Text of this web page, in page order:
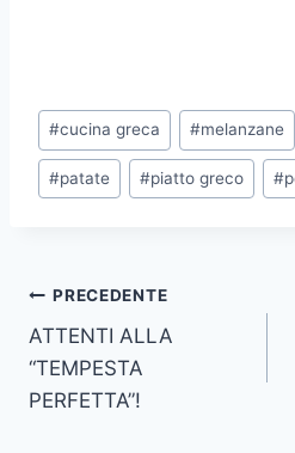
Tag
articolo:
#cucina greca #melanzane
#patate #piatto greco #
Navigazione
articoli
PRECEDENTE
ATTENTI ALLA
“TEMPESTA
PERFETTA”!